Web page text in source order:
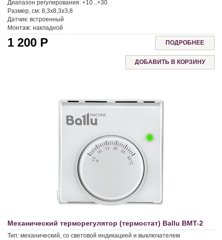
Диапазон регулирования: +10...+30
Размер, см: 8,3x8,3x3,8
Датчик: встроенный
Монтаж: накладной
1 200 Р ПОДРОБНЕЕ
Механический терморегулятор (термостат) Ballu BMT-2
Тип: механический, со световой индикацией и выключателем